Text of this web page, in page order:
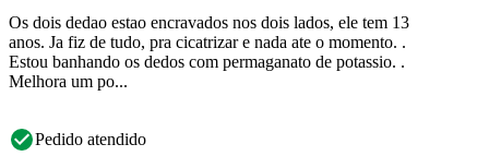
Os dois dedao estao encravados nos dois lados, ele tem 13
anos. Ja fiz de tudo, pra cicatrizar e nada ate o momento. .
Estou banhando os dedos com permaganato de potassio. .
Melhora um po...
Pedido atendido